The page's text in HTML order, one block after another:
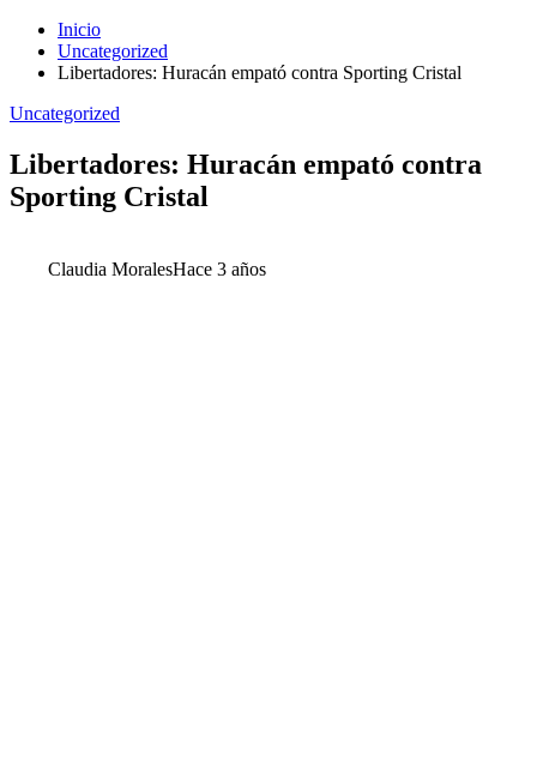
Inicio
Uncategorized
Libertadores: Huracán empató contra Sporting Cristal
Uncategorized
Libertadores: Huracán empató contra
Sporting Cristal
Claudia MoralesHace 3 años